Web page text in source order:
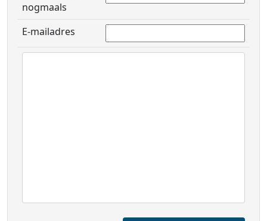
nogmaals
E-mailadres